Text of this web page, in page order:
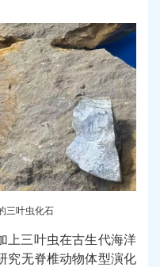
三叶虫化石
上三叶虫在古生代海洋
究无脊椎动物体型演化